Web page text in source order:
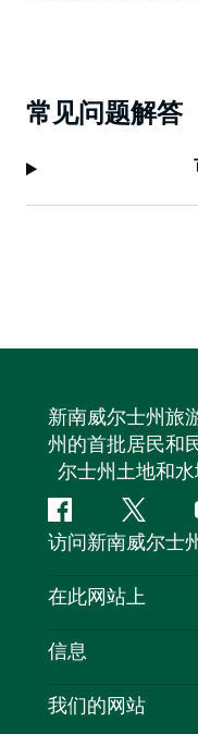
常见问题解答
新南威尔士州旅
州的首批居民和
尔士州土地和水
Facebook叽
叽
喳
访问新南威尔士
联系我们
隐私
Cookie 通知
在此网站上
目的地
新南威尔士州公路
信息
旅行信息
我们的网站